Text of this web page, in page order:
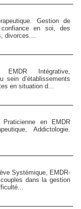
Gestion de
en soi, des
divorces....
EMDR Intégrative,
sein d’établissements
en situation d...
Praticienne en EMDR
Addictologie.
Systémique, EMDR-
dans la gestion